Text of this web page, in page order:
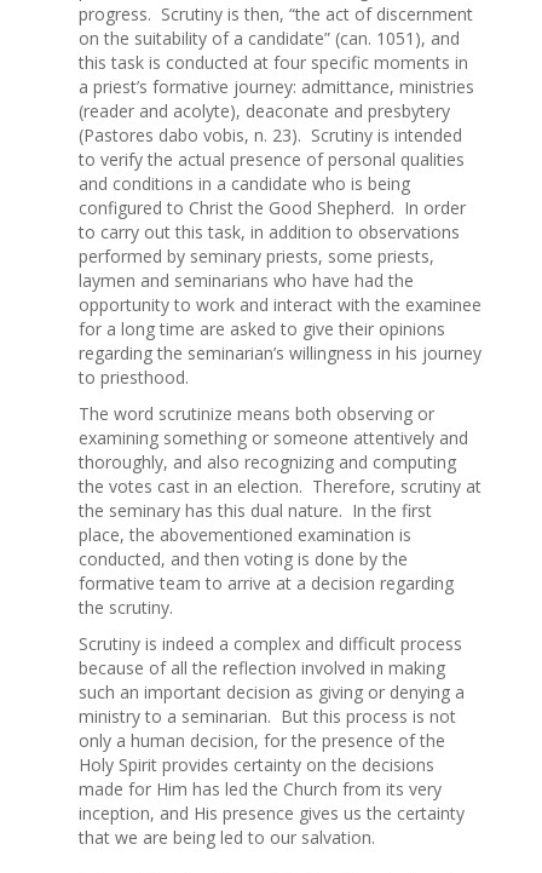
progress. Scrutiny is then, “the act of discernment
on the suitability of a candidate” (can. 1051), and
this task is conducted at four specific moments in
a priest’s formative journey: admittance, ministries
(reader and acolyte), deaconate and presbytery
(Pastores dabo vobis, n. 23). Scrutiny is intended
to verify the actual presence of personal qualities
and conditions in a candidate who is being
configured to Christ the Good Shepherd. In order
to carry out this task, in addition to observations
performed by seminary priests, some priests,
laymen and seminarians who have had the
opportunity to work and interact with the examinee
for a long time are asked to give their opinions
regarding the seminarian’s willingness in his journey
to priesthood.
The word scrutinize means both observing or
examining something or someone attentively and
thoroughly, and also recognizing and computing
the votes cast in an election. Therefore, scrutiny at
the seminary has this dual nature. In the first
place, the abovementioned examination is
conducted, and then voting is done by the
formative team to arrive at a decision regarding
the scrutiny.
Scrutiny is indeed a complex and difficult process
because of all the reflection involved in making
such an important decision as giving or denying a
ministry to a seminarian. But this process is not
only a human decision, for the presence of the
Holy Spirit provides certainty on the decisions
made for Him has led the Church from its very
inception, and His presence gives us the certainty
that we are being led to our salvation.